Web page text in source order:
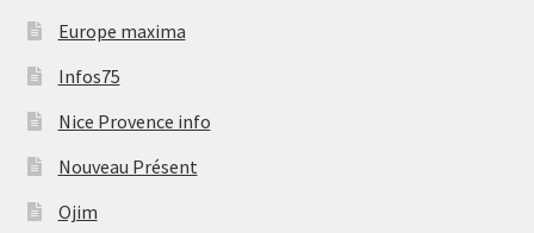
Europe maxima
Infos75
Nice Provence info
Nouveau Présent
Ojim